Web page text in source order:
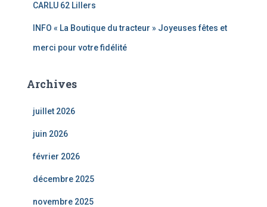
CARLU 62 Lillers
INFO « La Boutique du tracteur » Joyeuses fêtes et
merci pour votre fidélité
Archives
juillet 2026
juin 2026
février 2026
décembre 2025
novembre 2025